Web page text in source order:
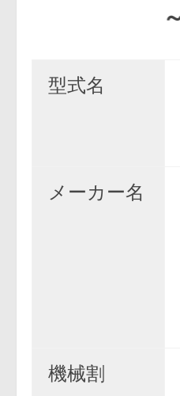
～ガー
型式名
メーカー名
機械割